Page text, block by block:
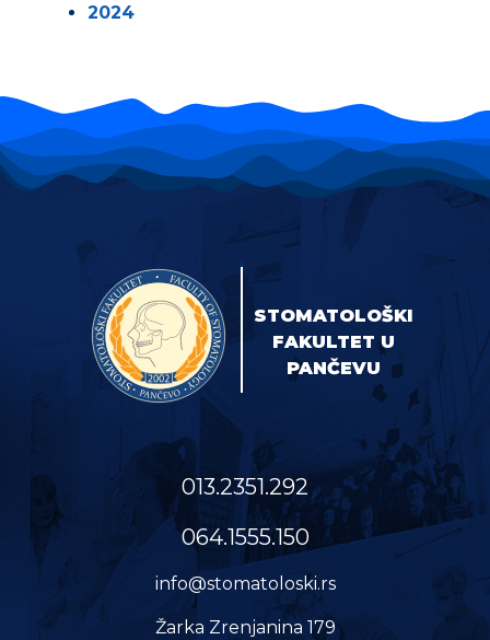
2024
STOMATOLOŠKI
FAKULTET U
PANČEVU
013.2351.292
064.1555.150
info@stomatoloski.rs
Žarka Zrenjanina 179